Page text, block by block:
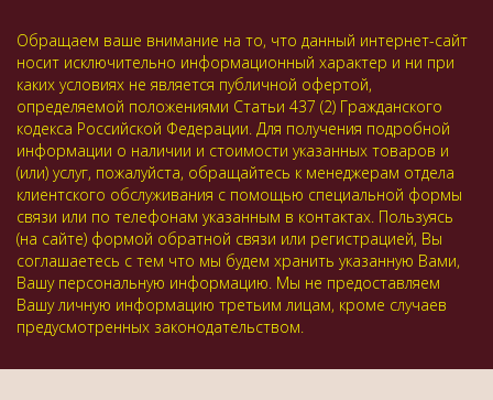
Обращаем ваше внимание на то, что данный интернет-сайт
носит исключительно информационный характер и ни при
каких условиях не является публичной офертой,
определяемой положениями Статьи 437 (2) Гражданского
кодекса Российской Федерации. Для получения подробной
информации о наличии и стоимости указанных товаров и
(или) услуг, пожалуйста, обращайтесь к менеджерам отдела
клиентского обслуживания с помощью специальной формы
связи или по телефонам указанным в контактах. Пользуясь
(на сайте) формой обратной связи или регистрацией, Вы
соглашаетесь с тем что мы будем хранить указанную Вами,
Вашу персональную информацию. Мы не предоставляем
Вашу личную информацию третьим лицам, кроме случаев
предусмотренных законодательством.